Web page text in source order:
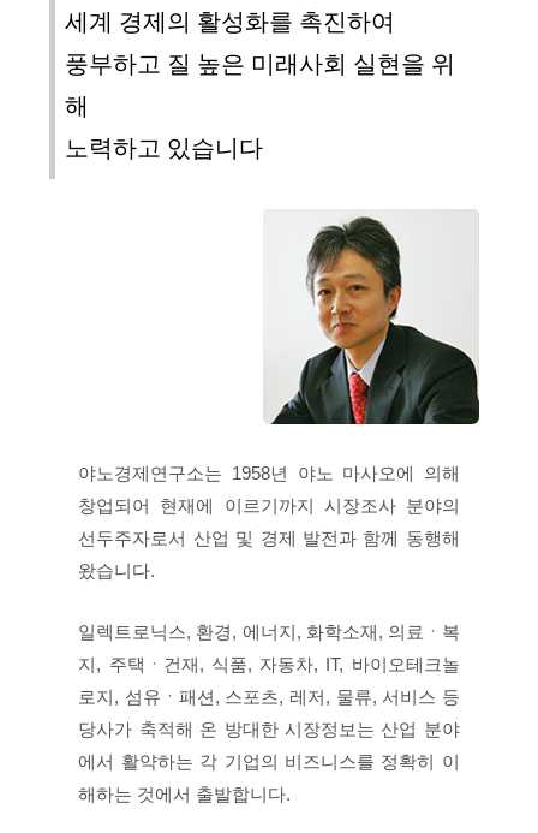
세계 경제의 활성화를 촉진하여
풍부하고 질 높은 미래사회 실현을 위
해
노력하고 있습니다
야노경제연구소는 1958년 야노 마사오에 의해
창업되어 현재에 이르기까지 시장조사 분야의
선두주자로서 산업 및 경제 발전과 함께 동행해
왔습니다.
일렉트로닉스, 환경, 에너지, 화학소재, 의료ㆍ복
지, 주택ㆍ건재, 식품, 자동차, IT, 바이오테크놀
로지, 섬유ㆍ패션, 스포츠, 레저, 물류, 서비스 등
당사가 축적해 온 방대한 시장정보는 산업 분야
에서 활약하는 각 기업의 비즈니스를 정확히 이
해하는 것에서 출발합니다.